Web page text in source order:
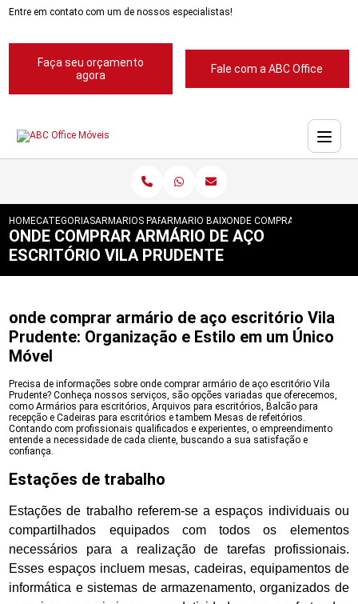
Entre em contato com um de nossos especialistas!
Faça seu orçamento
agora
Fale com a ABC Office
HOMECATEGORIASARMARIOS PARA ESCRITORIOS
ARMARIO BAIXO PARA ESCRITORIOS
ONDE COMPRAR ARMARIO
ONDE COMPRAR ARMÁRIO DE AÇO
ESCRITÓRIO VILA PRUDENTE
onde comprar armário de aço escritório Vila
Prudente: Organização e Estilo em um Único
Móvel
Precisa de informações sobre onde comprar armário de aço escritório Vila
Prudente? Conheça nossos serviços, são opções variadas que oferecemos,
como Armários para escritórios, Arquivos para escritórios, Balcão para
recepção e Cadeiras para escritórios e tambem Mesas de refeitórios.
Contando com profissionais qualificados e experientes, o empreendimento
entende a necessidade de cada cliente, buscando a sua satisfação e
confiança.
Estações de trabalho
Estações de trabalho referem-se a espaços individuais ou
compartilhados equipados com todos os elementos
necessários para a realização de tarefas profissionais.
Esses espaços incluem mesas, cadeiras, equipamentos de
informática e sistemas de armazenamento, organizados de